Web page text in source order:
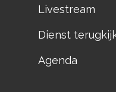
Livestream
Dienst
Agenda